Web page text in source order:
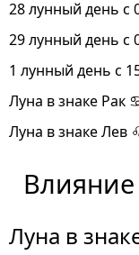
28 лунный день с
29 лунный день с
1 лунный день с
Луна в знаке Рак
Луна в знаке Лев
Луна в